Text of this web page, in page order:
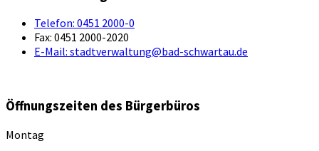
Telefon: 0451 2000-0
Fax: 0451 2000-2020
E-Mail: stadtverwaltung@bad-schwartau.de
Öffnungszeiten des Bürgerbüros
Montag